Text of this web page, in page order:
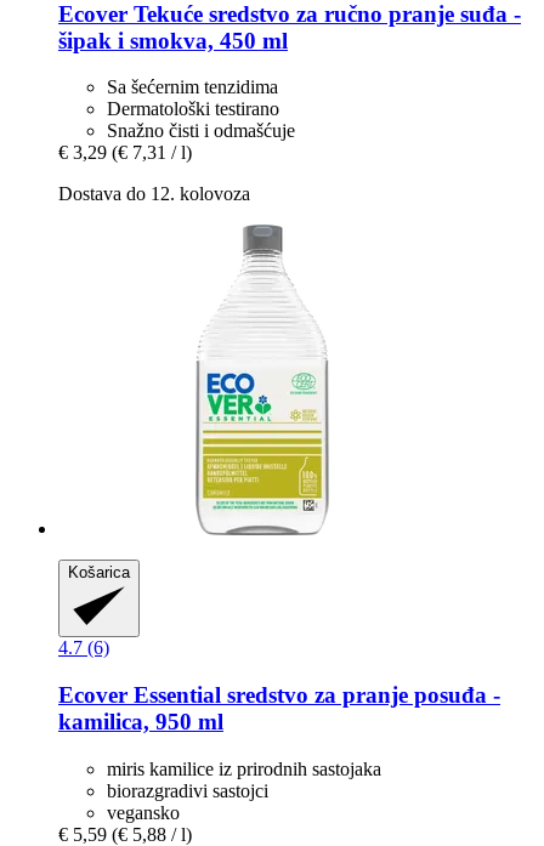
Ecover Tekuće sredstvo za ručno pranje suđa -​
šipak i smokva, 450 ml
Sa šećernim tenzidima
Dermatološki testirano
Snažno čisti i odmašćuje
€ 3,29 (€ 7,31 / l)
Dostava do 12. kolovoza
Košarica
4.7 (6)
Ecover Essential sredstvo za pranje posuđa -​
kamilica, 950 ml
miris kamilice iz prirodnih sastojaka
biorazgradivi sastojci
vegansko
€ 5,59 (€ 5,88 / l)